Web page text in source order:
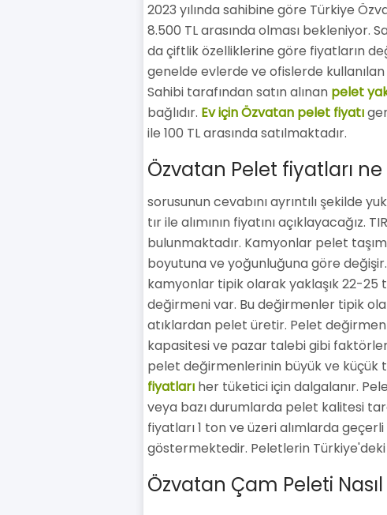
2023 yılında sahibine göre Türkiye
8.500 TL arasında olması bekleniyor.
da çiftlik özelliklerine göre fiyatların
genelde evlerde ve ofislerde
Sahibi tarafından satın alınan pelet
bağlıdır. Ev için Özvatan pelet fiyatı
ile 100 TL arasında satılmaktadır.
Özvatan Pelet fiyatları
sorusunun cevabını ayrıntılı şekilde
tır ile alımının fiyatını açıklayacağız.
bulunmaktadır. Kamyonlar pelet
boyutuna ve yoğunluğuna göre
kamyonlar tipik olarak yaklaşık 22-
değirmeni var. Bu değirmenler tipik
atıklardan pelet üretir. Pelet
kapasitesi ve pazar talebi gibi
pelet değirmenlerinin büyük ve küçük
fiyatlarıher tüketici için dalgalanır.
veya bazı durumlarda pelet kalitesi
fiyatları 1 ton ve üzeri alımlarda
göstermektedir. Peletlerin
Özvatan Çam Peleti Nasıl